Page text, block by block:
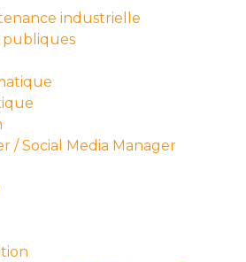
industrielle
publiques
/ Social Media Manager